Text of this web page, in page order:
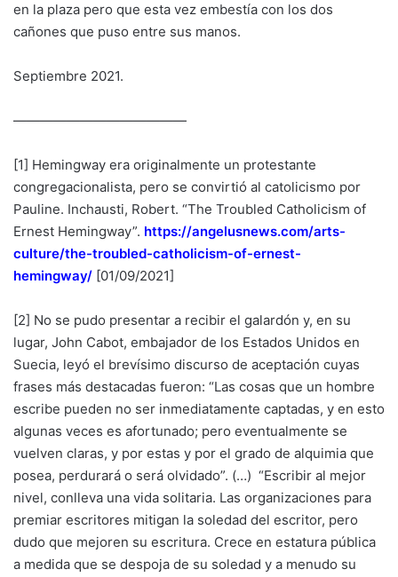
en la plaza pero que esta vez embestía con los dos
cañones que puso entre sus manos.
Septiembre 2021.
—————————————
[1] Hemingway era originalmente un protestante
congregacionalista, pero se convirtió al catolicismo por
Pauline. Inchausti, Robert. “The Troubled Catholicism of
Ernest Hemingway”. https://angelusnews.com/arts-
culture/the-troubled-catholicism-of-ernest-
hemingway/ [01/09/2021]
[2] No se pudo presentar a recibir el galardón y, en su
lugar, John Cabot, embajador de los Estados Unidos en
Suecia, leyó el brevísimo discurso de aceptación cuyas
frases más destacadas fueron: “Las cosas que un hombre
escribe pueden no ser inmediatamente captadas, y en esto
algunas veces es afortunado; pero eventualmente se
vuelven claras, y por estas y por el grado de alquimia que
posea, perdurará o será olvidado”. (…) “Escribir al mejor
nivel, conlleva una vida solitaria. Las organizaciones para
premiar escritores mitigan la soledad del escritor, pero
dudo que mejoren su escritura. Crece en estatura pública
a medida que se despoja de su soledad y a menudo su